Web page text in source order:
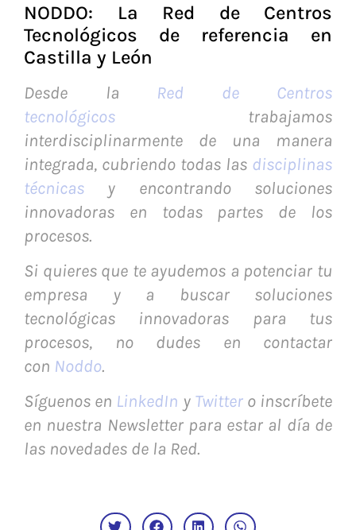
NODDO: La Red de Centros
Tecnológicos de referencia en
Castilla y León
Desde la Red de Centros
tecnológicos trabajamos
interdisciplinarmente de una manera
integrada, cubriendo todas las disciplinas
técnicas y encontrando soluciones
innovadoras en todas partes de los
procesos.
Si quieres que te ayudemos a potenciar tu
empresa y a buscar soluciones
tecnológicas innovadoras para tus
procesos, no dudes en contactar
con Noddo.
Síguenos en LinkedIn y Twittero inscríbete
en nuestra Newsletter para estar al día de
las novedades de la Red.